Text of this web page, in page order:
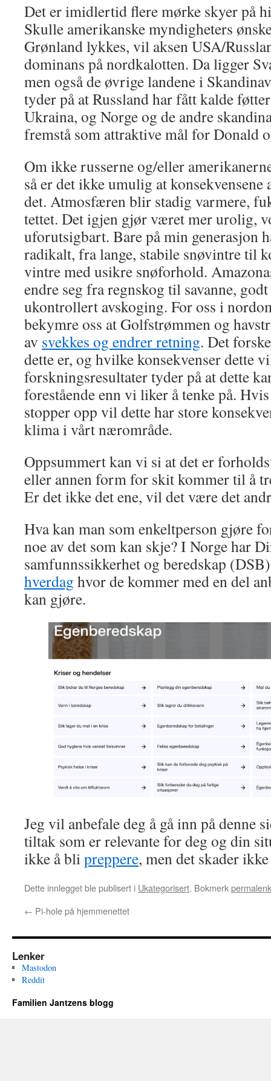
Det er imidlertid flere mørke skyer på
Skulle amerikanske myndigheters
Grønland lykkes, vil aksen USA/
dominans på nordkalotten. Da ligger
men også de øvrige landene i
tyder på at Russland har fått kalde
Ukraina, og Norge og de andre
fremstå som attraktive mål for Donald
Om ikke russerne og/eller
så er det ikke umulig at
det. Atmosfæren blir stadig varmere,
tettet. Det igjen gjør været mer urolig,
uforutsigbart. Bare på min generasjon
radikalt, fra lange, stabile snøvintre til
vintre med usikre snøforhold.
endre seg fra regnskog til savanne,
ukontrollert avskoging. For oss i
bekymre oss at Golfstrømmen og
av svekkes og endrer retning. Det
dette er, og hvilke konsekvenser dette
forskningsresultater tyder på at dette
forestående enn vi liker å tenke på.
stopper opp vil dette har store
klima i vårt nærområde.
Oppsummert kan vi si at det er
eller annen form for skit kommer til å
Er det ikke det ene, vil det være det
Hva kan man som enkeltperson gjøre
noe av det som kan skje? I Norge har
samfunnssikkerhet og beredskap
hverdag hvor de kommer med en del
kan gjøre.
Jeg vil anbefale deg å gå inn på denne
tiltak som er relevante for deg og din
ikke å blipreppere, men det skader
Dette innlegget ble publisert i Ukategorisert. Bokmerk
← Pi-hole på hjemmenettet
Lenker
Mastodon
Reddit
Familien Jantzens blogg